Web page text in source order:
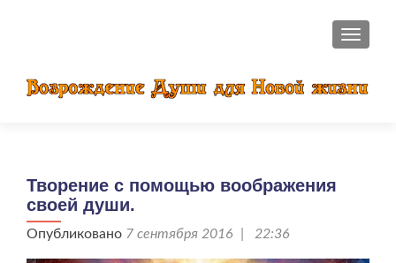
Творение с помощью воображения
своей души.
Опубликовано 7 сентября 2016 | 22:36